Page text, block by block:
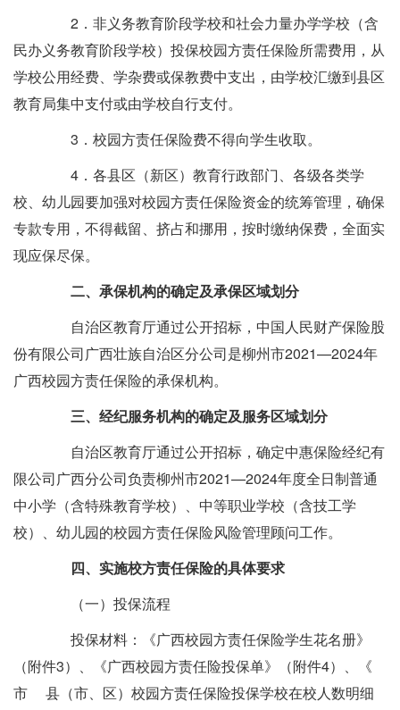
2．非义务教育阶段学校和社会力量办学学校（含
民办义务教育阶段学校）投保校园方责任保险所需费用，从
学校公用经费、学杂费或保教费中支出，由学校汇缴到县区
教育局集中支付或由学校自行支付。
3．校园方责任保险费不得向学生收取。
4．各县区（新区）教育行政部门、各级各类学
校、幼儿园要加强对校园方责任保险资金的统筹管理，确保
专款专用，不得截留、挤占和挪用，按时缴纳保费，全面实
现应保尽保。
二、承保机构的确定及承保区域划分
自治区教育厅通过公开招标，中国人民财产保险股
份有限公司广西壮族自治区分公司是柳州市2021—2024年
广西校园方责任保险的承保机构。
三、经纪服务机构的确定及服务区域划分
自治区教育厅通过公开招标，确定中惠保险经纪有
限公司广西分公司负责柳州市2021—2024年度全日制普通
中小学（含特殊教育学校）、中等职业学校（含技工学
校）、幼儿园的校园方责任保险风险管理顾问工作。
四、实施校方责任保险的具体要求
（一）投保流程
投保材料：《广西校园方责任保险学生花名册》
（附件3）、《广西校园方责任险投保单》（附件4）、《
市 县（市、区）校园方责任保险投保学校在校人数明细